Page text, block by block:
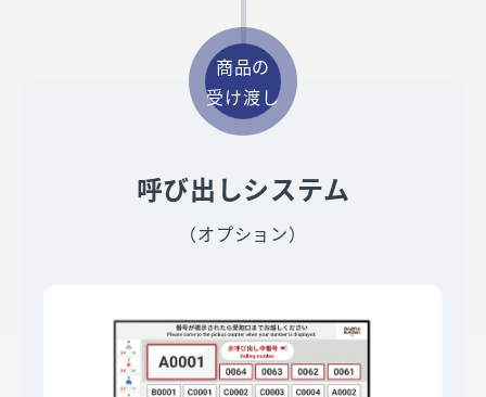
商品の
受け渡し
呼び出しシステム
（オプション）